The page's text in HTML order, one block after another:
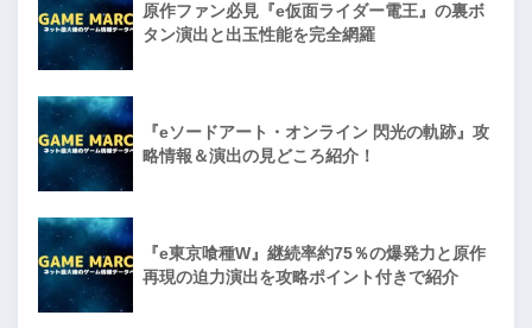
原作ファン必見『e仮面ライダー電王』の裏ボ
タン演出と出玉性能を完全網羅
『eソードアート・オンライン 閃光の軌跡』攻
略情報＆演出の見どころ紹介！
『e東京喰種W』継続率約75％の爆発力と原作
再現の迫力演出を攻略ポイント付きで紹介